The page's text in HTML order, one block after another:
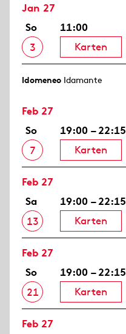
Jan 27
So
3
11:00
Karten
Idomeneo Idamante
Feb 27
So
7
19:00 – 22:15
Karten
Feb 27
Sa
13
19:00 – 22:15
Karten
Feb 27
So
21
19:00 – 22:15
Karten
Feb 27